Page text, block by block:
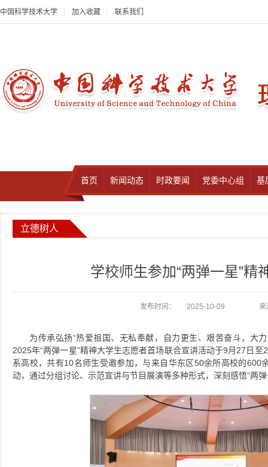
中国科学技术大学 加入收藏 联系我们
首页 新闻动态 时政要闻 党委中心组 基
立德树人
学校师生参加“两弹一星”精
发布时间： 2025-10-09 来
为传承弘扬“热爱祖国、无私奉献，自力更生、艰苦奋斗，大
2025年“两弹一星”精神大学生志愿者首场联合宣讲活动于9月27日
系高校，共有10名师生受邀参加，与来自华东区50余所高校的600
动，通过分组讨论、示范宣讲与节目展演等多种形式，深刻感悟“两